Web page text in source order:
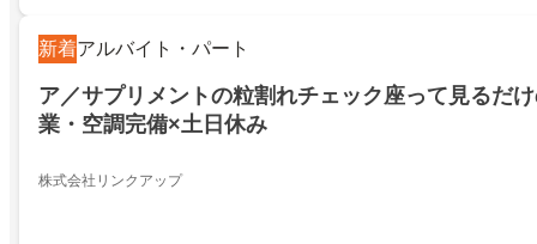
新着アルバイト・パート
ア／サプリメントの粒割れチェック座って見るだ
業・空調完備×土日休み
株式会社リンクアップ